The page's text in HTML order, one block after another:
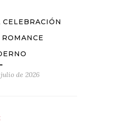
CELEBRACIÓN
de 2026